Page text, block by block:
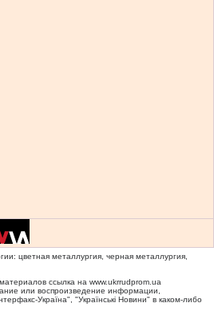
цветная металлургия, черная металлургия,
ссылка на www.ukrrudprom.ua
или воспроизведение информации,
Україна", "Українськi Новини" в каком-либо